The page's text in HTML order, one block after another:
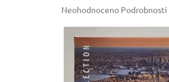
Průměrné
Neohodnoceno